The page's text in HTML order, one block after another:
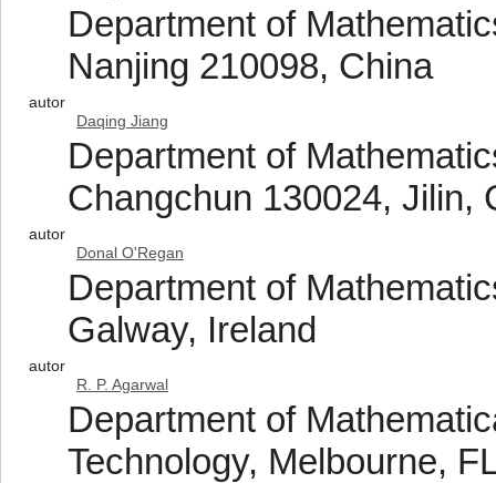
Department of
Nanjing 210098, China
autor
Daqing Jiang
Department of
Changchun 130024, Jilin,
autor
Donal O'Regan
Department of
Galway, Ireland
autor
R. P. Agarwal
Department of
Technology, Melbourne,